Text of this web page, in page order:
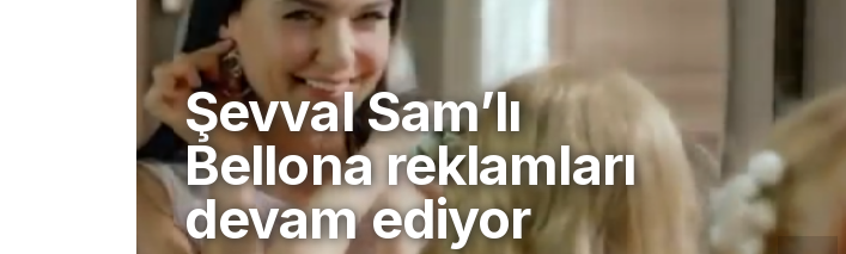
Şevval Sam’lı
Bellona reklamları
devam ediyor